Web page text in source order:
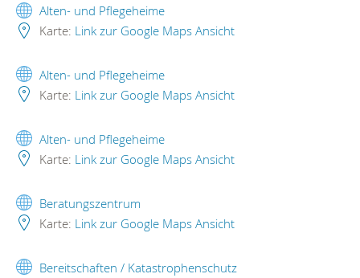
Alten- und Pflegeheime
Karte: Link zur Google Maps Ansicht
Alten- und Pflegeheime
Karte: Link zur Google Maps Ansicht
Alten- und Pflegeheime
Karte: Link zur Google Maps Ansicht
Beratungszentrum
Karte: Link zur Google Maps Ansicht
Bereitschaften / Katastrophenschutz